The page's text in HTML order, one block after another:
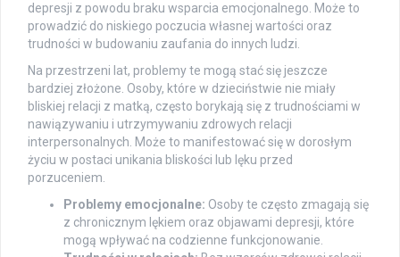
depresji z powodu braku wsparcia emocjonalnego. Może to
prowadzić do niskiego poczucia własnej wartości oraz
trudności w budowaniu zaufania do innych ludzi.
Na przestrzeni lat, problemy te mogą stać się jeszcze
bardziej złożone. Osoby, które w dzieciństwie nie miały
bliskiej relacji z matką, często borykają się z trudnościami w
nawiązywaniu i utrzymywaniu zdrowych relacji
interpersonalnych. Może to manifestować się w dorosłym
życiu w postaci unikania bliskości lub lęku przed
porzuceniem.
Problemy emocjonalne: Osoby te często zmagają się
z chronicznym lękiem oraz objawami depresji, które
mogą wpływać na codzienne funkcjonowanie.